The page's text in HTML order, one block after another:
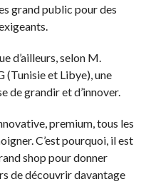
grand public pour des
d’ailleurs, selon M.
(Tunisie et Libye), une
de grandir et d’innover.
premium, tous les
C’est pourquoi, il est
shop pour donner
de découvrir davantage